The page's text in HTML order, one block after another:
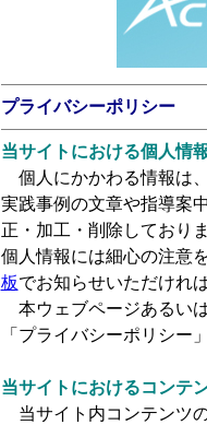
プライバシーポリシー
当サイトにおける個人情
個人にかかわる情報は
実践事例の文章や指導案
正・加工・削除しておりま
個人情報には細心の注意
板でお知らせいただけれ
本ウェブページあるい
「プライバシーポリシー
当サイトにおけるコンテ
当サイト内コンテンツ